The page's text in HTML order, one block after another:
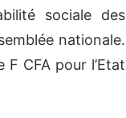
sociale des
nationale.
CFA pour l’Etat